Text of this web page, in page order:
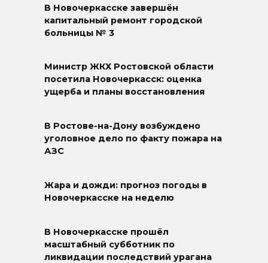
В Новочеркасске завершён
капитальный ремонт городской
больницы № 3
Министр ЖКХ Ростовской области
посетила Новочеркасск: оценка
ущерба и планы восстановления
В Ростове-на-Дону возбуждено
уголовное дело по факту пожара на
АЗС
Жара и дожди: прогноз погоды в
Новочеркасске на неделю
В Новочеркасске прошёл
масштабный субботник по
ликвидации последствий урагана